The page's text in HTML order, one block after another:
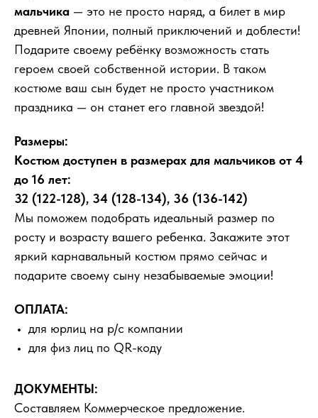
мальчика — это не просто наряд, а билет в мир
древней Японии, полный приключений и доблести!
Подарите своему ребёнку возможность стать
героем своей собственной истории. В таком
костюме ваш сын будет не просто участником
праздника — он станет его главной звездой!
Размеры:
Костюм доступен в размерах для мальчиков от 4
до 16 лет:
32 (122-128), 34 (128-134), 36 (136-142)
Мы поможем подобрать идеальный размер по
росту и возрасту вашего ребенка. Закажите этот
яркий карнавальный костюм прямо сейчас и
подарите своему сыну незабываемые эмоции!
ОПЛАТА:
для юрлиц на р/с компании
для физ лиц по QR-коду
ДОКУМЕНТЫ:
Составляем Коммерческое предложение.